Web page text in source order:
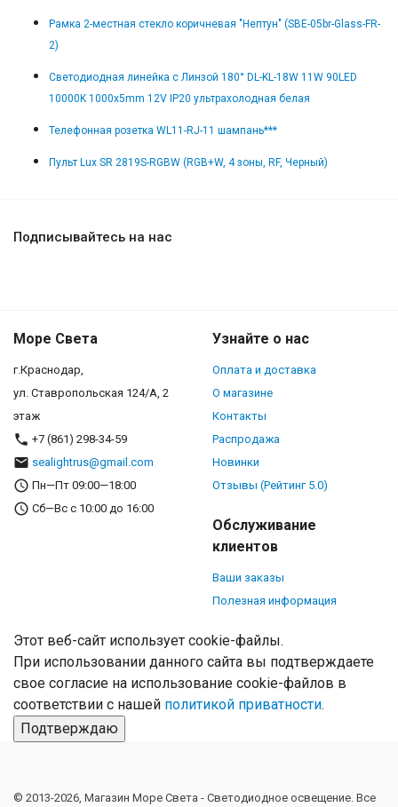
Рамка 2-местная стекло коричневая "Нептун" (SBE-05br-Glass-FR-
2)
Светодиодная линейка с Линзой 180° DL-KL-18W 11W 90LED
10000K 1000x5mm 12V IP20 ультрахолодная белая
Телефонная розетка WL11-RJ-11 шампань***
Пульт Lux SR 2819S-RGBW (RGB+W, 4 зоны, RF, Черный)
Подписывайтесь на нас
Море Света
г.Краснодар,
ул. Ставропольская 124/А, 2
этаж
+7 (861) 298-34-59
sealightrus@gmail.com
Пн—Пт 09:00—18:00
Сб—Вс с 10:00 до 16:00
Узнайте о нас
Оплата и доставка
О магазине
Контакты
Распродажа
Новинки
Отзывы (Рейтинг 5.0)
Обслуживание
клиентов
Ваши заказы
Полезная информация
Этот веб-сайт использует cookie-файлы.
При использовании данного сайта вы подтверждаете
свое согласие на использование cookie-файлов в
соответствии с нашей политикой приватности.
Подтверждаю
© 2013-2026, Магазин Море Света - Cветодиодное освещение. Все